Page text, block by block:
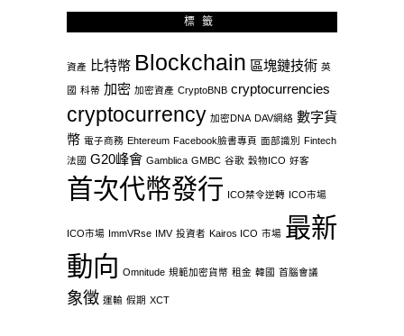
標籤
資產 比特幣 Blockchain 區塊鏈技術 英
國 科蒂 加密 加密資產 CryptoBNB cryptocurrencies
cryptocurrency 加密DNA DAV網絡 數字貨
幣 電子商務 Ehtereum Facebook臉書專頁 面部識別
Fintech
法國 G20峰會 Gamblica GMBC 谷歌 穀物ICO 好客
首次代幣發行 ICO禁令逆轉 ICO市場
ICO市場 ImmVRse IMV 投資者 Kairos ICO 市場 最新
動向 Omnitude 規範加密貨幣 租金 韓國 首腦會議
象徵 運輸 假期 XCT